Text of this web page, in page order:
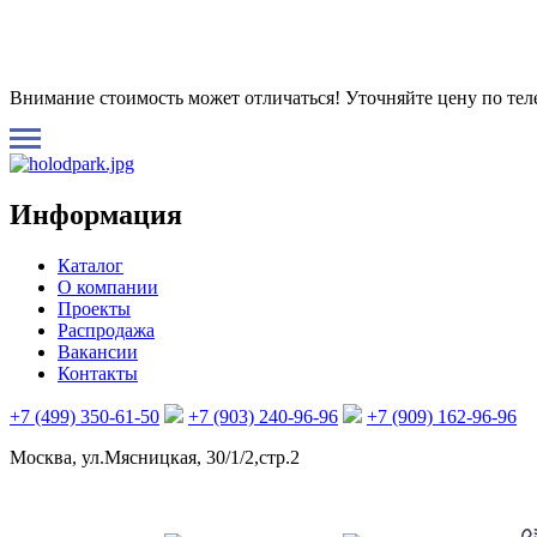
Внимание стоимость может отличаться! Уточняйте цену по
Информация
Каталог
О компании
Проекты
Распродажа
Вакансии
Контакты
+7 (499) 350-61-50 +7 (903) 240-96-96
+7 (909) 162-96-96
Москва, ул.Мясницкая, 30/1/2,стр.2